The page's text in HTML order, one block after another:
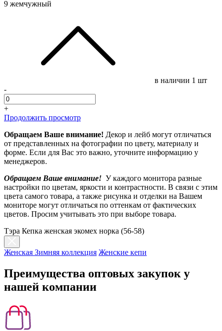
9 жемчужный
в наличии 1 шт
-
+
Продолжить просмотр
Обращаем Ваше внимание! Декор и лейб могут отличаться
от представленных на фотографии по цвету, материалу и
форме. Если для Вас это важно, уточните информацию у
менеджеров.
Обращаем Ваше внимание! У каждого монитора разные
настройки по цветам, яркости и контрастности. В связи с этим
цвета самого товара, а также рисунка и отделки на Вашем
мониторе могут отличаться по оттенкам от фактических
цветов. Просим учитывать это при выборе товара.
Тэра Кепка женская экомех норка (56-58)
Женская Зимняя коллекция Женские кепи
Преимущества оптовых закупок у
нашей компании